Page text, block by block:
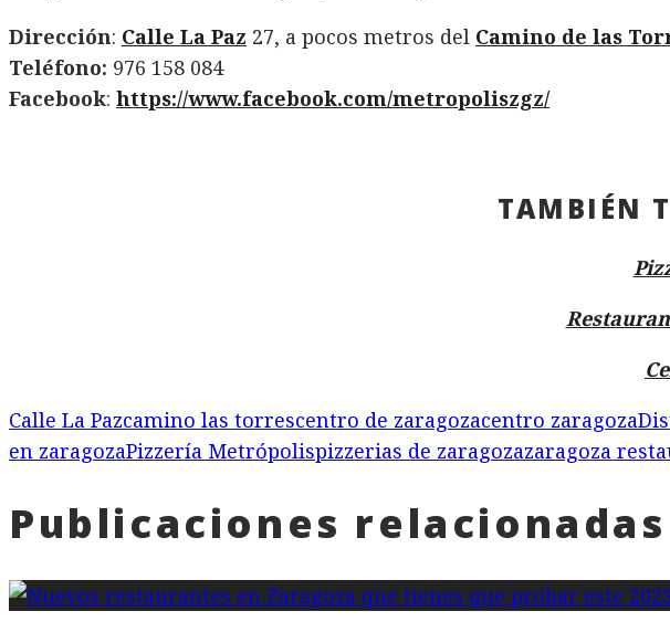
Dirección: Calle La Paz 27, a pocos metros del Camino de las
Teléfono: 976 158 084
Facebook: https://www.facebook.com/metropoliszgz/
TAMBIÉN
Calle La Pazcamino las torrescentro de zaragozacentro zaragoza
en zaragozaPizzería Metrópolispizzerias de zaragozazaragoza
Publicaciones relacionadas